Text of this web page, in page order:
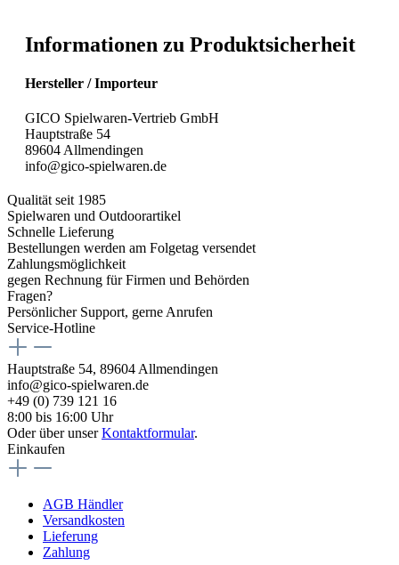
Informationen zu Produktsicherheit
Hersteller / Importeur
GICO Spielwaren-Vertrieb GmbH
Hauptstraße 54
89604 Allmendingen
info@gico-spielwaren.de
Qualität seit 1985
Spielwaren und Outdoorartikel
Schnelle Lieferung
Bestellungen werden am Folgetag versendet
Zahlungsmöglichkeit
gegen Rechnung für Firmen und Behörden
Fragen?
Persönlicher Support, gerne Anrufen
Service-Hotline
Hauptstraße 54, 89604 Allmendingen
info@gico-spielwaren.de
+49 (0) 739 121 16
8:00 bis 16:00 Uhr
Oder über unserKontaktformular.
Einkaufen
AGB Händler
Versandkosten
Lieferung
Zahlung